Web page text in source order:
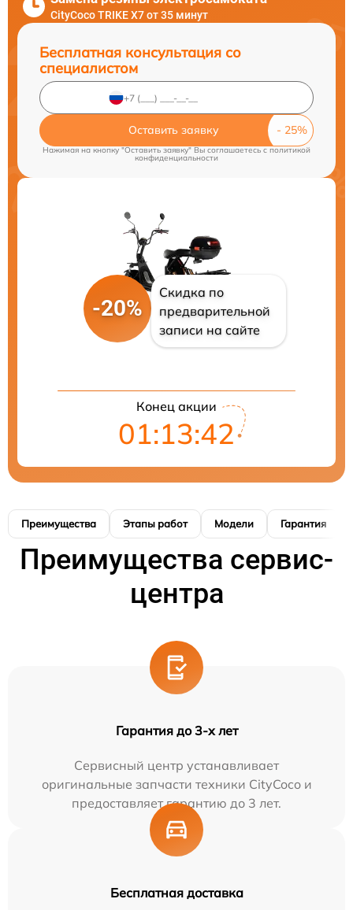
CityCoco TRIKE X7 от 35 минут
Бесплатная консультация со
специалистом
Оставить заявку
Нажимая на кнопку "Оставить заявку" Вы соглашаетесь cполитикой
конфиденциальности
-20%
Скидка по
предварительной
записи на сайте
Конец акции
01:13:41
Преимущества Этапы работ Модели Гарантия
Преимущества сервис-
центра
Гарантия до 3-х лет
Сервисный центр устанавливает
оригинальные запчасти техники CityCoco и
предоставляет гарантию до 3 лет.
Бесплатная доставка